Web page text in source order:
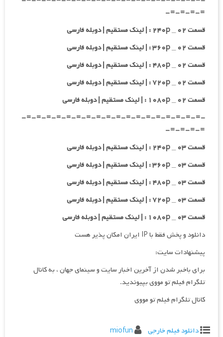
=-=-=-=-
قسمت ۰۲ _ ۲۴۰p : | لینک مستقیم | دوبله فارسی
قسمت ۰۲ _ ۳۶۰p : | لینک مستقیم | دوبله فارسی
قسمت ۰۲ _ ۴۸۰p : | لینک مستقیم | دوبله فارسی
قسمت ۰۲ _ ۷۲۰p : | لینک مستقیم | دوبله فارسی
قسمت ۰۲ _ ۱۰۸۰p : | لینک مستقیم | دوبله فارسی
-=-=-=-=-=-=-=-=-=-=-=-=-=-=-=-=-=-=-
=-=-=-=-
قسمت ۰۳ _ ۲۴۰p : | لینک مستقیم | دوبله فارسی
قسمت ۰۳ _ ۳۶۰p : | لینک مستقیم | دوبله فارسی
قسمت ۰۳ _ ۴۸۰p : | لینک مستقیم | دوبله فارسی
قسمت ۰۳ _ ۷۲۰p : | لینک مستقیم | دوبله فارسی
قسمت ۰۳ _ ۱۰۸۰p : | لینک مستقیم | دوبله فارسی
دانلود و پخش فقط با IP ایران امکان پذیر هست
پیشنهادات سایت:
برای باخبر شدن از آخرین اخبار سایت و سینمای جهان ، به کانال
تلگرام فیلم تو مووی بپیوندید.
کانال تلگرام فیلم تو مووی
دانلود فیلم خارجی
miofun